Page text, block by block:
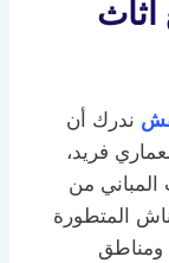
ندرك أن
فريد،
من
المتطورة
ومناطق